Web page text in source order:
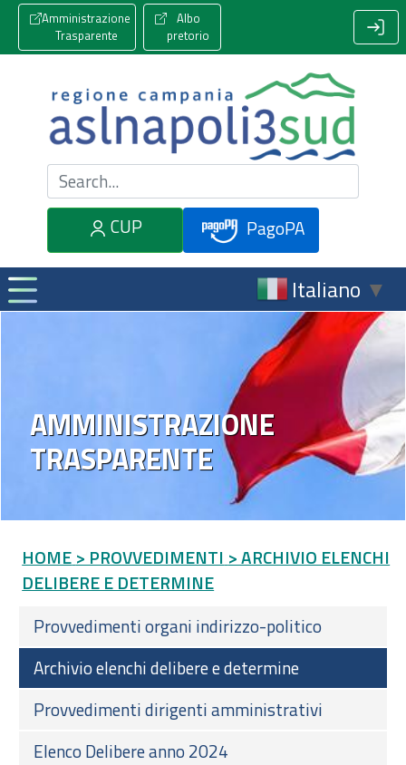
Amministrazione
Trasparente
Albo
pretorio
Cerca nel sito
CUP
PagoPA
Italiano ▼
AMMINISTRAZIONE
TRASPARENTE
HOME > PROVVEDIMENTI > ARCHIVIO ELENCHI
DELIBERE E DETERMINE
Provvedimenti organi indirizzo-politico
Archivio elenchi delibere e determine
Provvedimenti dirigenti amministrativi
Elenco Delibere anno 2024